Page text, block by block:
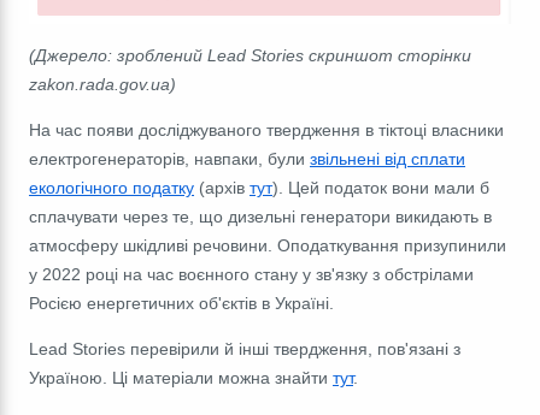
(Джерело: зроблений Lead Stories скриншот сторінки
zakon.rada.gov.ua)
На час появи досліджуваного твердження в тіктоці власники
електрогенераторів, навпаки, були звільнені від сплати
екологічного податку (архів тут). Цей податок вони мали б
сплачувати через те, що дизельні генератори викидають в
атмосферу шкідливі речовини. Оподаткування призупинили
у 2022 році на час воєнного стану у зв'язку з обстрілами
Росією енергетичних об'єктів в Україні.
Lead Stories перевірили й інші твердження, пов'язані з
Україною. Ці матеріали можна знайти тут.